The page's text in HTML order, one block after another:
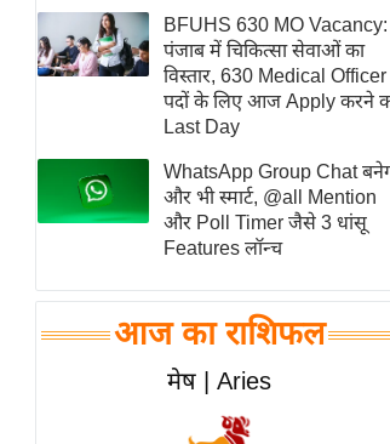
विश्लेषण
समसामयिक
मातृभूमि
स्तंभ
एम.
आर.
चाय पर
समीक्षा
BFUHS 630 MO Vacancy:
पंजाब में चिकित्सा सेवाओं का
विस्तार, 630 Medical Officer
पदों के लिए आज Apply करने
Last Day
WhatsApp Group Chat
और भी स्मार्ट, @all Mention
और Poll Timer जैसे 3 धांसू
Features लॉन्च
आज का राशिफल
मेष | Aries